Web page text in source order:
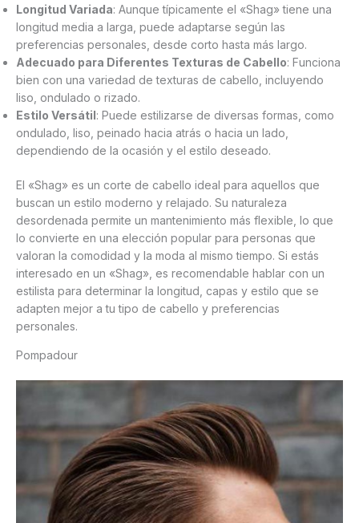
Longitud Variada: Aunque típicamente el «Shag» tiene una
longitud media a larga, puede adaptarse según las
preferencias personales, desde corto hasta más largo.
Adecuado para Diferentes Texturas de Cabello: Funciona
bien con una variedad de texturas de cabello, incluyendo
liso, ondulado o rizado.
Estilo Versátil: Puede estilizarse de diversas formas, como
ondulado, liso, peinado hacia atrás o hacia un lado,
dependiendo de la ocasión y el estilo deseado.
El «Shag» es un corte de cabello ideal para aquellos que
buscan un estilo moderno y relajado. Su naturaleza
desordenada permite un mantenimiento más flexible, lo que
lo convierte en una elección popular para personas que
valoran la comodidad y la moda al mismo tiempo. Si estás
interesado en un «Shag», es recomendable hablar con un
estilista para determinar la longitud, capas y estilo que se
adapten mejor a tu tipo de cabello y preferencias
personales.
Pompadour